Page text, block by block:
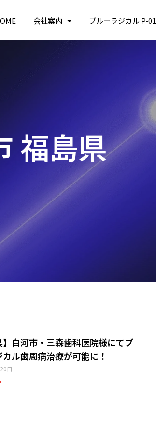
会社案内 ブルーラジカル P-01
福島県
】白河市・三森歯科医院様にてブ
ル歯周病治療が可能に！
日